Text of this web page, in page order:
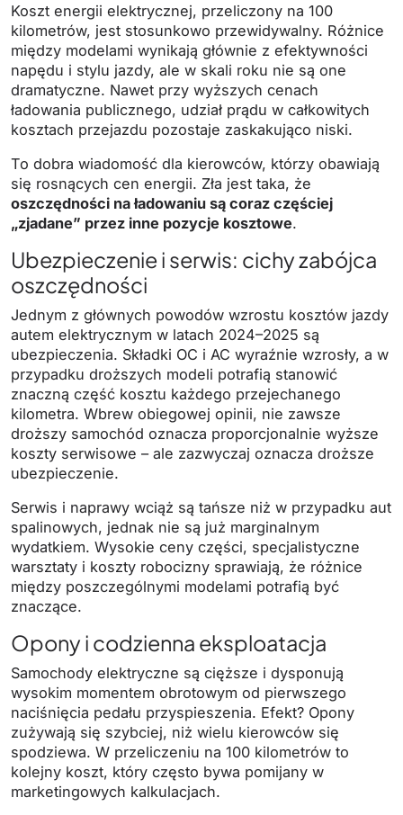
Koszt energii elektrycznej, przeliczony na 100
kilometrów, jest stosunkowo przewidywalny. Różnice
między modelami wynikają głównie z efektywności
napędu i stylu jazdy, ale w skali roku nie są one
dramatyczne. Nawet przy wyższych cenach
ładowania publicznego, udział prądu w całkowitych
kosztach przejazdu pozostaje zaskakująco niski.
To dobra wiadomość dla kierowców, którzy obawiają
się rosnących cen energii. Zła jest taka, że
oszczędności na ładowaniu są coraz częściej
„zjadane” przez inne pozycje kosztowe.
Ubezpieczenie i serwis: cichy zabójca
oszczędności
Jednym z głównych powodów wzrostu kosztów jazdy
autem elektrycznym w latach 2024–2025 są
ubezpieczenia. Składki OC i AC wyraźnie wzrosły, a w
przypadku droższych modeli potrafią stanowić
znaczną część kosztu każdego przejechanego
kilometra. Wbrew obiegowej opinii, nie zawsze
droższy samochód oznacza proporcjonalnie wyższe
koszty serwisowe – ale zazwyczaj oznacza droższe
ubezpieczenie.
Serwis i naprawy wciąż są tańsze niż w przypadku aut
spalinowych, jednak nie są już marginalnym
wydatkiem. Wysokie ceny części, specjalistyczne
warsztaty i koszty robocizny sprawiają, że różnice
między poszczególnymi modelami potrafią być
znaczące.
Opony i codzienna eksploatacja
Samochody elektryczne są cięższe i dysponują
wysokim momentem obrotowym od pierwszego
naciśnięcia pedału przyspieszenia. Efekt? Opony
zużywają się szybciej, niż wielu kierowców się
spodziewa. W przeliczeniu na 100 kilometrów to
kolejny koszt, który często bywa pomijany w
marketingowych kalkulacjach.